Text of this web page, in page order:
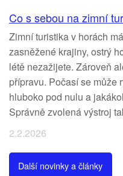
Co s sebou na zimní
Zimní turistika v horách
zasněžené krajiny, ostrý
létě nezažijete. Zároveň
přípravu. Počasí se může
hluboko pod nulu a
Správně zvolená výstroj
2.2.2026
Další novinky a články